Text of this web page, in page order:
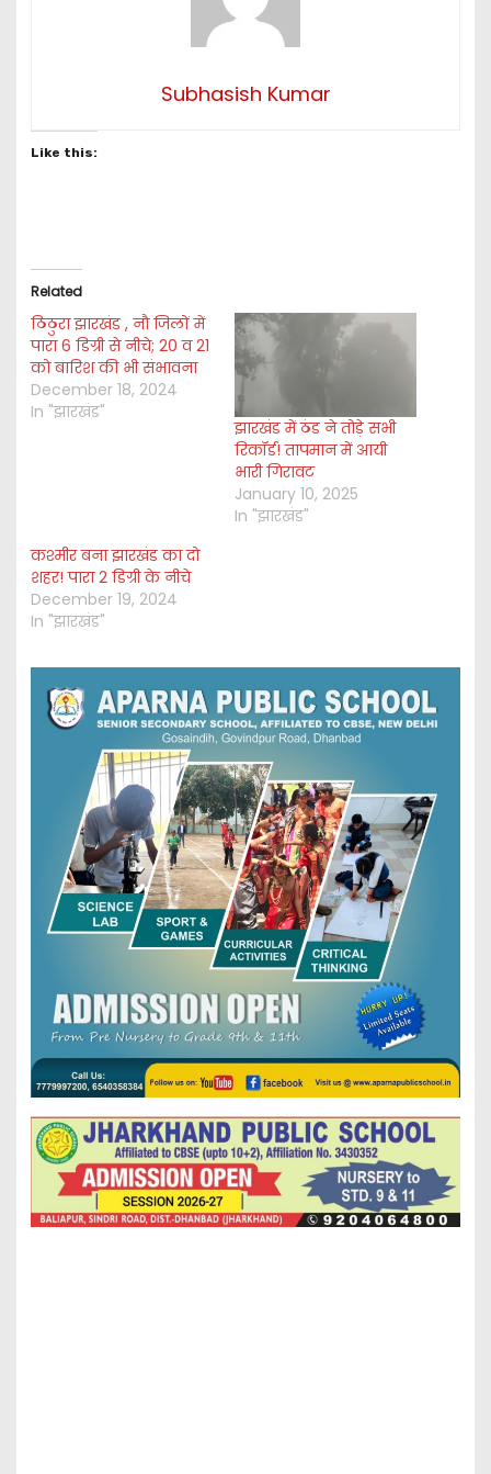
Subhasish Kumar
Like this:
Related
ठिठुरा झारखंड , नौ जिलों में
पारा 6 डिग्री से नीचे; 20 व 21
को बारिश की भी संभावना
December 18, 2024
In "झारखंड"
झारखंड में ठंड ने तोड़े सभी
रिकॉर्ड! तापमान में आयी
भारी गिरावट
January 10, 2025
In "झारखंड"
कश्मीर बना झारखंड का दो
शहर! पारा 2 डिग्री के नीचे
December 19, 2024
In "झारखंड"